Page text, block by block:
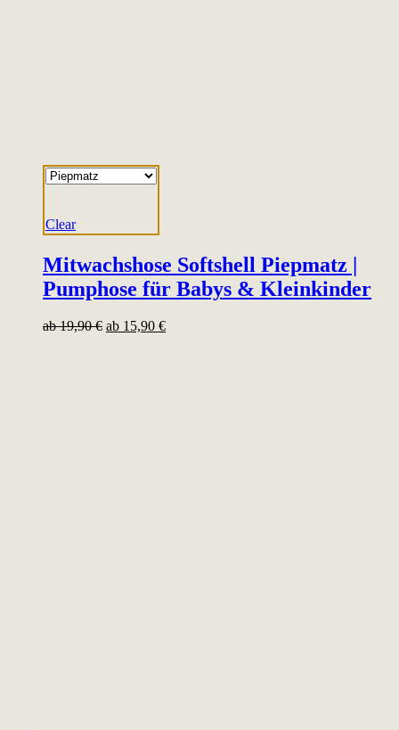
Clear
Mitwachshose Softshell Piepmatz |
Pumphose für Babys & Kleinkinder
ab19,90€ ab 15,90 €